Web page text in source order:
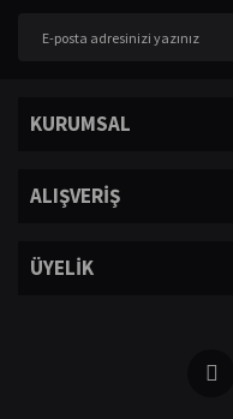
KURUMSAL
ALIŞVERİŞ
ÜYELİK